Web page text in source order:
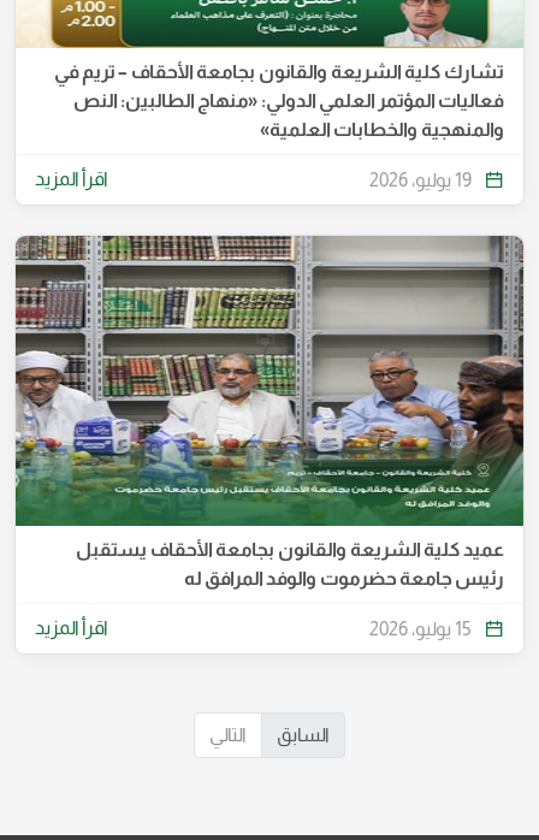
تشارك كلية الشريعة والقانون بجامعة الأحقاف – تريم في
فعاليات المؤتمر العلمي الدولي: «منهاج الطالبين: النص
والمنهجية والخطابات العلمية»
19 يوليو، 2026 اقرأ المزيد
عميد كلية الشريعة والقانون بجامعة الأحقاف يستقبل
رئيس جامعة حضرموت والوفد المرافق له
15 يوليو، 2026 اقرأ المزيد
السابق التالي